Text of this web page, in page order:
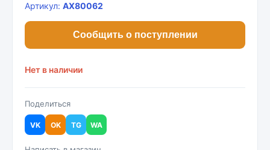
Артикул: AX80062
Сообщить о поступлении
Нет в наличии
Поделиться
VK OK TG WA